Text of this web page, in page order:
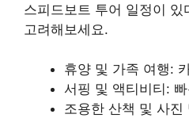
스피드보트 투어 일정이
고려해보세요.
휴양 및 가족 여행:
서핑 및 액티비티:
조용한 산책 및 사진